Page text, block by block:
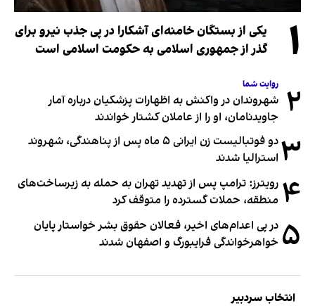
۱
یکی از بستگان خامنه‌ای آشکارا در پی جذب نیرو برای
گذر از جمهوری اسلامی به حکومت اسلامی است
۲ روایت شما
شهروندان در واکنش به اظهارات پزشکیان درباره آمار
جاویدنامان، او را از عاملان کشتار خواندند
۳
دو فوتبالیست زن ایرانی ۵ ماه پس از پناهندگی، شهروند
استرالیا شدند
۴ رویترز: ترامپ پس از تهدید تهران به حمله به زیرساخت‌های
منطقه، حملات گسترده را متوقف کرد
۵ در پی اعدام‌های اخیر، فعالان حقوق بشر خواستار پایان
خواهرخواندگی فرایبورگ و اصفهان شدند
انتخاب سردبیر